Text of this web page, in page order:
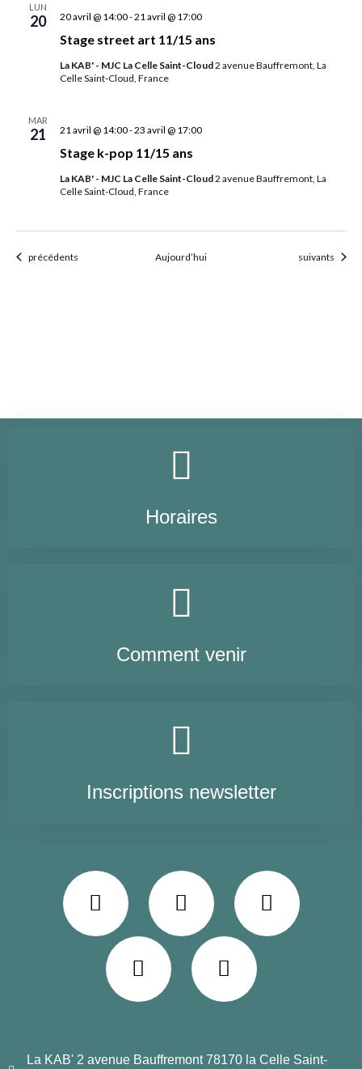
LUN
20
Stage street art 11/15 ans
20 avril @ 14:00-21 avril @ 17:00
La KAB' - MJC La Celle Saint-Cloud2 avenue Bauffremont, La
Celle Saint-Cloud, France
MAR
21
Stage k-pop 11/15 ans
21 avril @ 14:00-23 avril @ 17:00
La KAB' - MJC La Celle Saint-Cloud2 avenue Bauffremont, La
Celle Saint-Cloud, France
Évènements
précédents Aujourd’hui Évènements
suivants
Horaires
Comment venir
Inscriptions newsletter
La KAB' 2 avenue Bauffremont 78170 la Celle Saint-